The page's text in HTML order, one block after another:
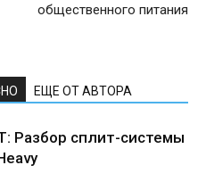
общественного питания
ЕЩЕ ОТ АВТОРА
Разбор сплит-системы